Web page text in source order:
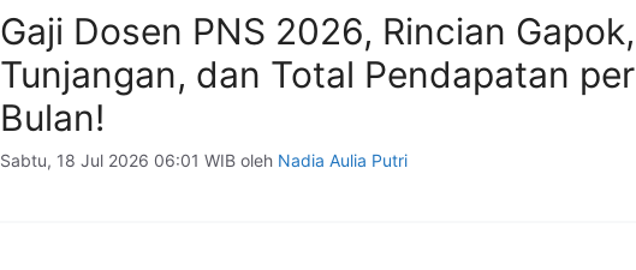
Gaji Dosen PNS 2026, Rincian Gapok,
Tunjangan, dan Total Pendapatan per
Bulan!
Sabtu, 18 Jul 2026 06:01 WIB oleh Nadia Aulia Putri